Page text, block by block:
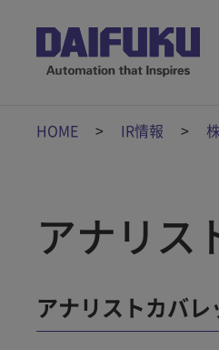
HOME IR情報
アナリス
アナリストカバレ